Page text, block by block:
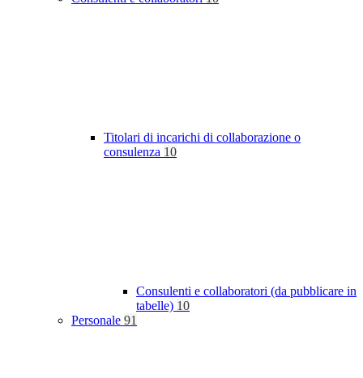
Titolari di incarichi di collaborazione o
consulenza 10
Consulenti e collaboratori (da pubblicare in
tabelle) 10
Personale 91